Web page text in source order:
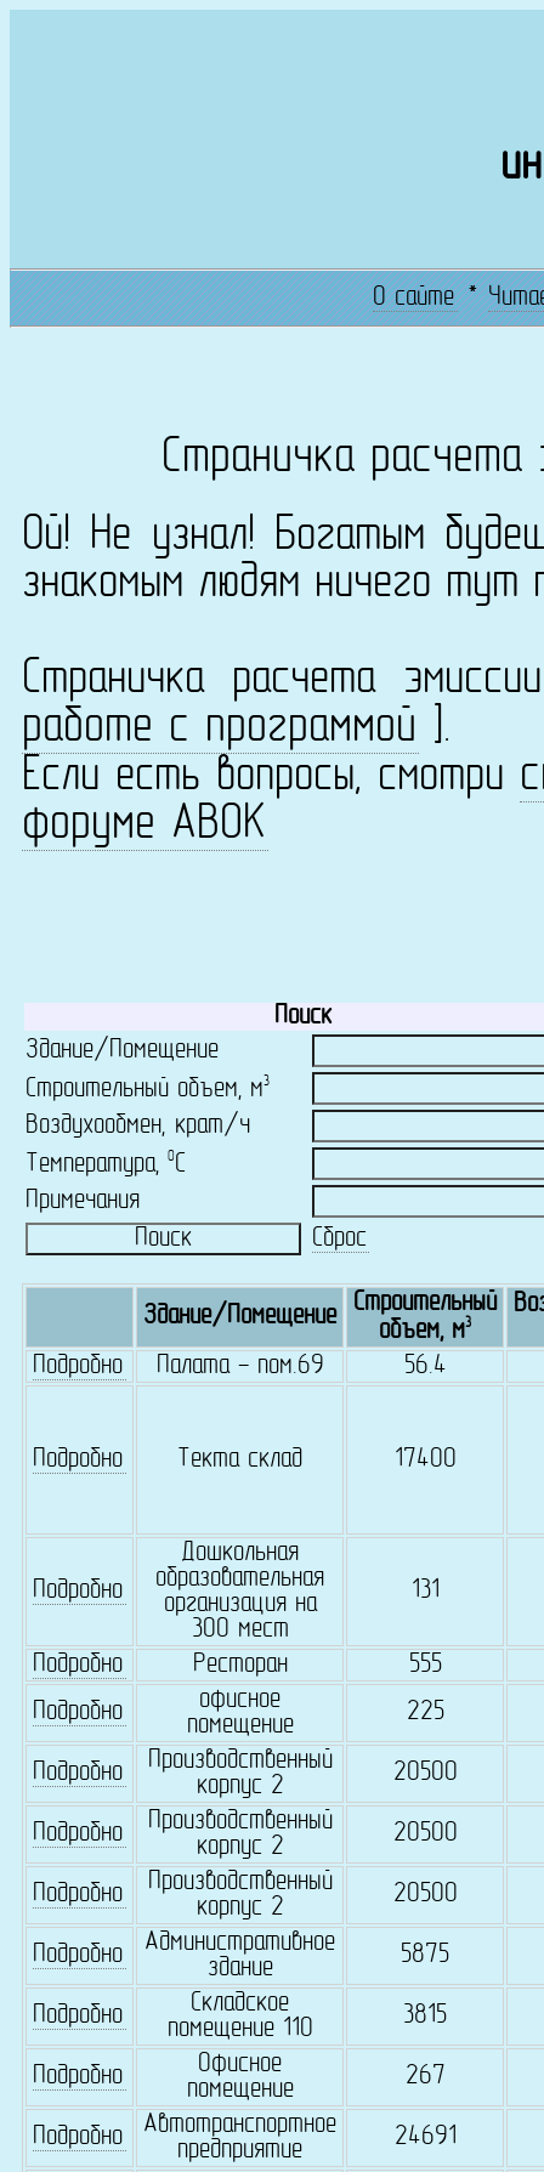
О сайте*
Страничка
Ой! Не узнал! Богатым
знакомым людям ничего тут
Страничка расчета
работе с программой ].
Если есть вопросы, смотри
форуме АВОК
Поиск
Здание/Помещение
Строительный объем, м3
Воздухообмен, крат/ч
Температура, 0C
Примечания
Сброс
Здание/Помещение
Строительный
объем, м3
Подробно Палата - пом.69 56.4
Подробно Текта склад 17400
Подробно
Дошкольная
образовательная
организация на
300 мест
131
Подробно Ресторан
555
Подробно
офисное
помещение
225
Подробно
Производственный
корпус 2
20500
Подробно
Производственный
корпус 2
20500
Подробно
Производственный
корпус 2
20500
Подробно
Административное
здание
5875
Подробно
Складское
помещение 110
3815
Подробно
Офисное
помещение
267
Подробно
Автотранспортное
предприятие
24691